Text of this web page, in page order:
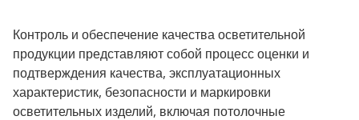
Контроль и обеспечение качества осветительной
продукции представляют собой процесс оценки и
подтверждения качества, эксплуатационных
характеристик, безопасности и маркировки
осветительных изделий, включая потолочные